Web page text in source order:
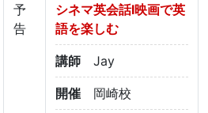
予
告
シネマ英会話Ⅰ映画で英
語を楽しむ
講師 Jay
開催 岡崎校